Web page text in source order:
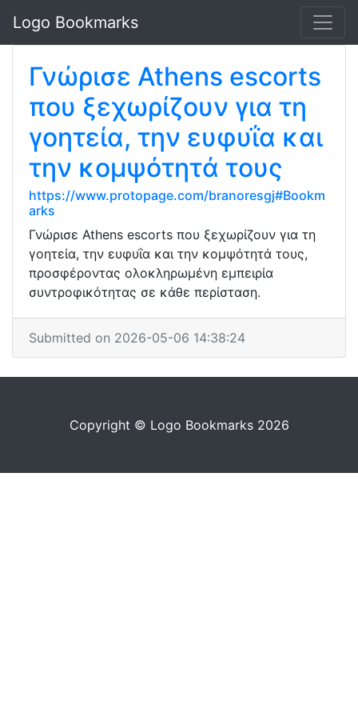
Logo Bookmarks
Γνώρισε Athens escorts
που ξεχωρίζουν για τη
γοητεία, την ευφυΐα και
την κομψότητά τους
https://www.protopage.com/branoresgj#Bookm
arks
Γνώρισε Athens escorts που ξεχωρίζουν για τη
γοητεία, την ευφυΐα και την κομψότητά τους,
προσφέροντας ολοκληρωμένη εμπειρία
συντροφικότητας σε κάθε περίσταση.
Submitted on 2026-05-06 14:38:24
Copyright © Logo Bookmarks 2026